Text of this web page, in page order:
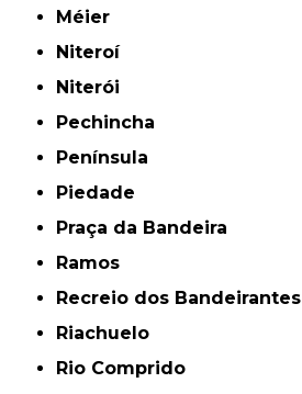
Méier
Niteroí
Niterói
Pechincha
Península
Piedade
Praça da Bandeira
Ramos
Recreio dos Bandeirantes
Riachuelo
Rio Comprido